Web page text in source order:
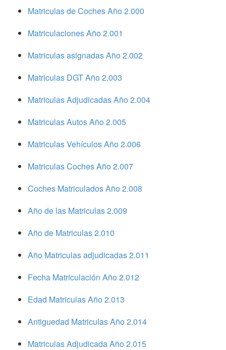
Matriculas de Coches Año 2.000
Matriculaciones Año 2.001
Matriculas asignadas Año 2.002
Matriculas DGT Año 2.003
Matriculas Adjudicadas Año 2.004
Matriculas Autos Año 2.005
Matriculas Vehículos Año 2.006
Matriculas Coches Año 2.007
Coches Matriculados Año 2.008
Año de las Matriculas 2.009
Año de Matriculas 2.010
Año Matriculas adjudicadas 2.011
Fecha Matriculación Año 2.012
Edad Matriculas Año 2.013
Antiguedad Matriculas Año 2.014
Matriculas Adjudicada Año 2.015